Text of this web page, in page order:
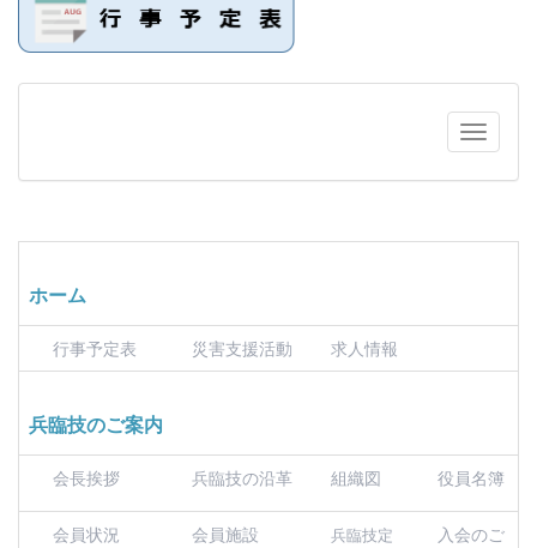
ホーム
行事予定表 災害支援活動 求人情報
兵臨技のご案内
会長挨拶 兵臨技の沿革 組織図 役員名簿
会員状況 会員施設
兵臨技定
入会のご